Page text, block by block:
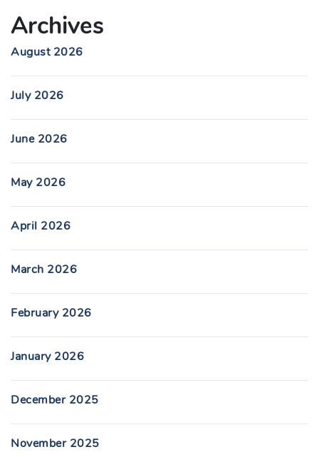
Archives
August 2026
July 2026
June 2026
May 2026
April 2026
March 2026
February 2026
January 2026
December 2025
November 2025